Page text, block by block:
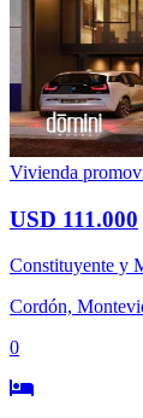
Vivienda
USD 111.000
Constituyente y
Cordón,
0